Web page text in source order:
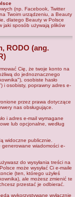
(np. Facebook, Twitter
Twoim urządzeniu, a Beauty
dlatego Beauty w Polsce
jaki sposób używają plików
RODO (ang.
Cię, że twoje konto na
do jednoznacznego
osobiste hasło
i osobisty, poprawny adres e-
przez prawa dotyczące
nas obsługujące.
i adres e-mail wymagane
lub opcjonalne, według
widoczne publicznie.
generowane wiadomości e-
do wysyłania treści na
może wysyłać Ci e-maile
(ten, którego użyłeś
ale możesz zmienić te
przestać je odbierać.
wykorzystywane wyłącznie